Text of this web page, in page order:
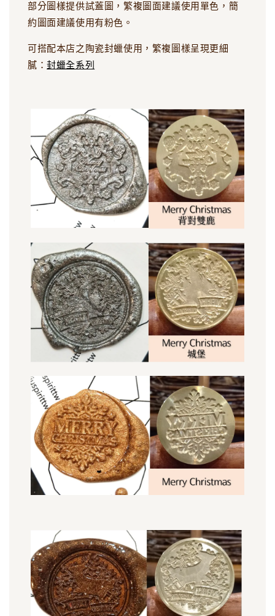
部分圖樣提供試蓋圖，繁複圖面建議使用單色，簡
約圖面建議使用有粉色。
可搭配本店之陶瓷封蠟使用，繁複圖樣呈現更細
膩：封蠟全系列